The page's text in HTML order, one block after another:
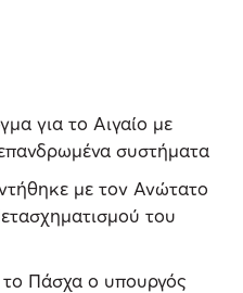
για το Αιγαίο με
συστήματα
με τον Ανώτατο
του
Πάσχα ο υπουργός